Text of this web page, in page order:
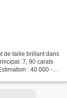
de taille brillant dans
7, 90 carats
: 40 000 -